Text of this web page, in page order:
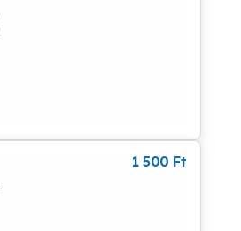
1 500 Ft